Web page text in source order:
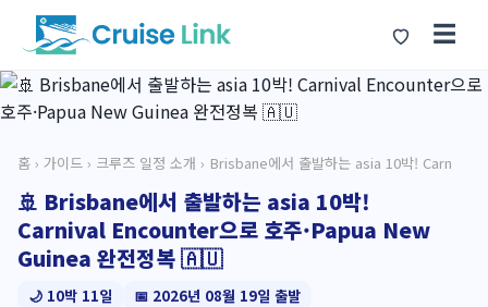
☰
홈 › 가이드 › 크루즈 일정 소개 › Brisbane에서 출발하는 asia 10박! Carn
🚢 Brisbane에서 출발하는 asia 10박!
Carnival Encounter으로 호주·Papua New
Guinea 완전정복 🇦🇺
🌙 10박 11일
📅 2026년 08월 19일 출발